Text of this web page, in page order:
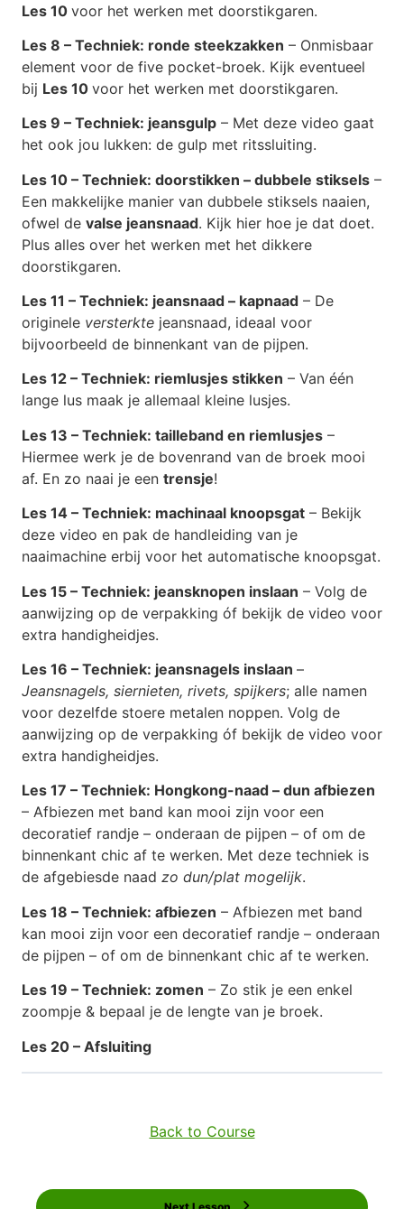
Les 10 voor het werken met doorstikgaren.
Les 8 – Techniek: ronde steekzakken – Onmisbaar
element voor de five pocket-broek. Kijk eventueel
bij Les 10 voor het werken met doorstikgaren.
Les 9 – Techniek: jeansgulp – Met deze video gaat
het ook jou lukken: de gulp met ritssluiting.
Les 10 – Techniek: doorstikken – dubbele stiksels –
Een makkelijke manier van dubbele stiksels naaien,
ofwel de valse jeansnaad. Kijk hier hoe je dat doet.
Plus alles over het werken met het dikkere
doorstikgaren.
Les 11 – Techniek: jeansnaad – kapnaad – De
originele versterkte jeansnaad, ideaal voor
bijvoorbeeld de binnenkant van de pijpen.
Les 12 – Techniek: riemlusjes stikken – Van één
lange lus maak je allemaal kleine lusjes.
Les 13 – Techniek: tailleband en riemlusjes –
Hiermee werk je de bovenrand van de broek mooi
af. En zo naai je een trensje!
Les 14 – Techniek: machinaal knoopsgat – Bekijk
deze video en pak de handleiding van je
naaimachine erbij voor het automatische knoopsgat.
Les 15 – Techniek: jeansknopen inslaan – Volg de
aanwijzing op de verpakking óf bekijk de video voor
extra handigheidjes.
Les 16 – Techniek: jeansnagels inslaan –
Jeansnagels, siernieten, rivets, spijkers; alle namen
voor dezelfde stoere metalen noppen. Volg de
aanwijzing op de verpakking óf bekijk de video voor
extra handigheidjes.
Les 17 – Techniek: Hongkong-naad – dun afbiezen
– Afbiezen met band kan mooi zijn voor een
decoratief randje – onderaan de pijpen – of om de
binnenkant chic af te werken. Met deze techniek is
de afgebiesde naad zo dun/plat mogelijk.
Les 18 – Techniek: afbiezen – Afbiezen met band
kan mooi zijn voor een decoratief randje – onderaan
de pijpen – of om de binnenkant chic af te werken.
Les 19 – Techniek: zomen – Zo stik je een enkel
zoompje & bepaal je de lengte van je broek.
Les 20 – Afsluiting
Back to Course